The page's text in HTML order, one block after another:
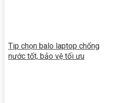
Tip chọn balo laptop chống
nước tốt, bảo vệ tối ưu